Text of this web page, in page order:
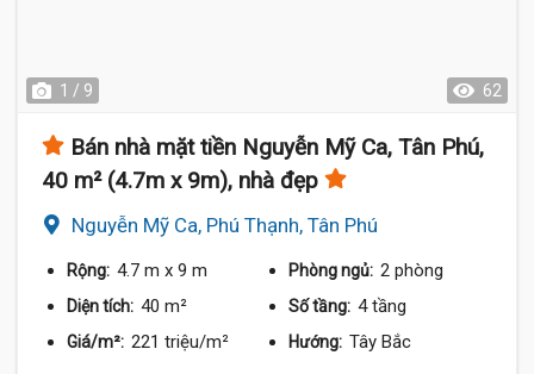
1 / 9 62
Bán nhà mặt tiền Nguyễn Mỹ Ca, Tân Phú,
40 m² (4.7m x 9m), nhà đẹp
Nguyễn Mỹ Ca, Phú Thạnh, Tân Phú
Rộng: 4.7 m x 9 m Phòng ngủ: 2 phòng
Diện tích: 40 m² Số tầng: 4 tầng
Giá/m²: 221 triệu/m² Hướng: Tây Bắc